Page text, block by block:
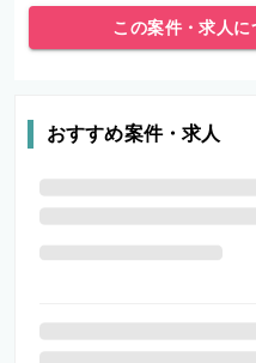
この案件・求人
おすすめ案件・求人